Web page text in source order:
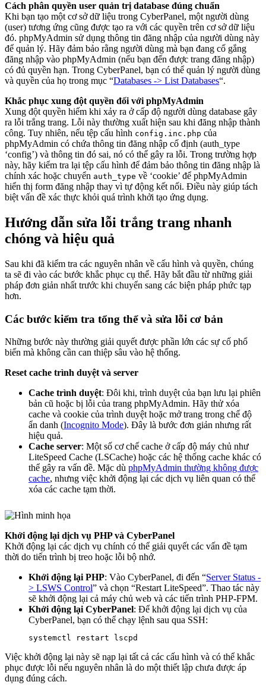
Cách phân quyền user quản trị database đúng chuẩn
Khi bạn tạo một cơ sở dữ liệu trong CyberPanel, một người dùng
(user) tương ứng cũng được tạo ra với các quyền trên cơ sở dữ liệu
đó. phpMyAdmin sử dụng thông tin đăng nhập của người dùng này
để quản lý. Hãy đảm bảo rằng người dùng mà bạn đang cố gắng
đăng nhập vào phpMyAdmin (nếu bạn đến được trang đăng nhập)
có đủ quyền hạn. Trong CyberPanel, bạn có thể quản lý người dùng
và quyền của họ trong mục “Databases -> List Databases“.
Khắc phục xung đột quyền đối với phpMyAdmin
Xung đột quyền hiếm khi xảy ra ở cấp độ người dùng database gây
ra lỗi trắng trang. Lỗi này thường xuất hiện sau khi đăng nhập thành
công. Tuy nhiên, nếu tệp cấu hình config.inc.php của
phpMyAdmin có chứa thông tin đăng nhập cố định (auth_type
‘config’) và thông tin đó sai, nó có thể gây ra lỗi. Trong trường hợp
này, hãy kiểm tra lại tệp cấu hình để đảm bảo thông tin đăng nhập là
chính xác hoặc chuyển auth_type về ‘cookie’ để phpMyAdmin
hiển thị form đăng nhập thay vì tự động kết nối. Điều này giúp tách
biệt vấn đề xác thực khỏi quá trình khởi tạo ứng dụng.
Hướng dẫn sửa lỗi trắng trang nhanh
chóng và hiệu quả
Sau khi đã kiểm tra các nguyên nhân về cấu hình và quyền, chúng
ta sẽ đi vào các bước khắc phục cụ thể. Hãy bắt đầu từ những giải
pháp đơn giản nhất trước khi chuyển sang các biện pháp phức tạp
hơn.
Các bước kiểm tra tổng thể và sửa lỗi cơ bản
Những bước này thường giải quyết được phần lớn các sự cố phổ
biến mà không cần can thiệp sâu vào hệ thống.
Reset cache trình duyệt và server
Cache trình duyệt: Đôi khi, trình duyệt của bạn lưu lại phiên
bản cũ hoặc bị lỗi của trang phpMyAdmin. Hãy thử xóa
cache và cookie của trình duyệt hoặc mở trang trong chế độ
ẩn danh (Incognito Mode). Đây là bước đơn giản nhưng rất
hiệu quả.
Cache server: Một số cơ chế cache ở cấp độ máy chủ như
LiteSpeed Cache (LSCache) hoặc các hệ thống cache khác có
thể gây ra vấn đề. Mặc dù phpMyAdmin thường không được
cache, nhưng việc khởi động lại các dịch vụ liên quan có thể
xóa các cache tạm thời.
Khởi động lại dịch vụ PHP và CyberPanel
Khởi động lại các dịch vụ chính có thể giải quyết các vấn đề tạm
thời do tiến trình bị treo hoặc lỗi bộ nhớ.
Khởi động lại PHP: Vào CyberPanel, đi đến “Server Status -
> LSWS Control” và chọn “Restart LiteSpeed”. Thao tác này
sẽ khởi động lại cả máy chủ web và các tiến trình PHP-FPM.
Khởi động lại CyberPanel: Để khởi động lại dịch vụ của
CyberPanel, bạn có thể chạy lệnh sau qua SSH:
Việc khởi động lại này sẽ nạp lại tất cả các cấu hình và có thể khắc
phục được lỗi nếu nguyên nhân là do một thiết lập chưa được áp
dụng đúng cách.